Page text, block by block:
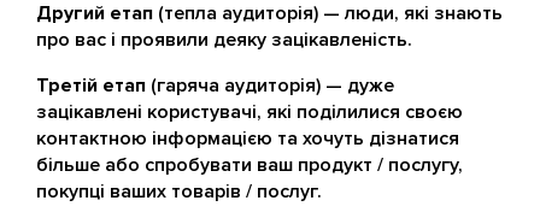
Другий етап (тепла аудиторія) — люди, які знають
про вас і проявили деяку зацікавленість.
Третій етап (гаряча аудиторія) — дуже
зацікавлені користувачі, які поділилися своєю
контактною інформацією та хочуть дізнатися
більше або спробувати ваш продукт / послугу,
покупці ваших товарів / послуг.